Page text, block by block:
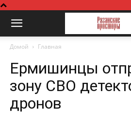
Домой Главная
Ермишинцы
зону СВО
дронов